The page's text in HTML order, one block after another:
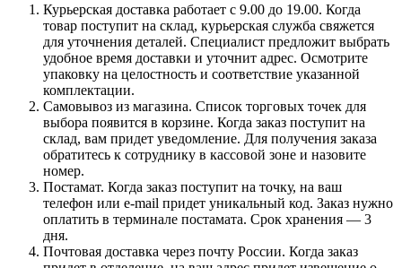
Курьерская доставка работает с 9.00 до 19.00. Когда
товар поступит на склад, курьерская служба свяжется
для уточнения деталей. Специалист предложит выбрать
удобное время доставки и уточнит адрес. Осмотрите
упаковку на целостность и соответствие указанной
комплектации.
Самовывоз из магазина. Список торговых точек для
выбора появится в корзине. Когда заказ поступит на
склад, вам придет уведомление. Для получения заказа
обратитесь к сотруднику в кассовой зоне и назовите
номер.
Постамат. Когда заказ поступит на точку, на ваш
телефон или e-mail придет уникальный код. Заказ нужно
оплатить в терминале постамата. Срок хранения — 3
дня.
Почтовая доставка через почту России. Когда заказ